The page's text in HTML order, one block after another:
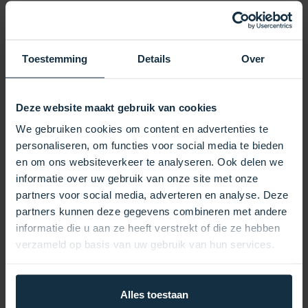
Toestemming Details Over
Deze website maakt gebruik van cookies
We gebruiken cookies om content en advertenties te
personaliseren, om functies voor social media te bieden
en om ons websiteverkeer te analyseren. Ook delen we
informatie over uw gebruik van onze site met onze
partners voor social media, adverteren en analyse. Deze
partners kunnen deze gegevens combineren met andere
informatie die u aan ze heeft verstrekt of die ze hebben
verzameld op basis van uw gebruik van hun services.
Alles toestaan
Dieser Filter hat einen Außendurchmesser von
gewährleistet so eine perfekte Passform und
einen effizienten Betrieb in Ihrem Spa-System. Die
Einsetzen und Entfernen des Filters, während die
68 mm große Öffnung an der Unterseite einen
festen und sicheren Sitz gewährleistet.
Der Topology Filter T-7350 ist ein vielseitiger
Filter, der durch verschiedene Filtertypen ersetzt
werden kann, darunter Darlly 75017, Unicel C-
7350, Topology T-7350, Pleatco PCD50N und
Filbur FC-3963. Dies macht es zur idealen Wahl
für Spa-Besitzer, die nach einer zuverlässigen und
die Entfernung von Verunreinigungen wie